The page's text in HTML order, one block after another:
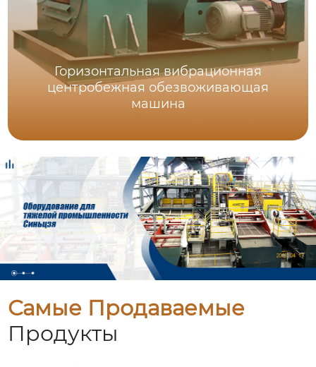
Горизонтальная вибрационная
центробежная обезвоживающая
машина
Самые Продаваемые
Продукты